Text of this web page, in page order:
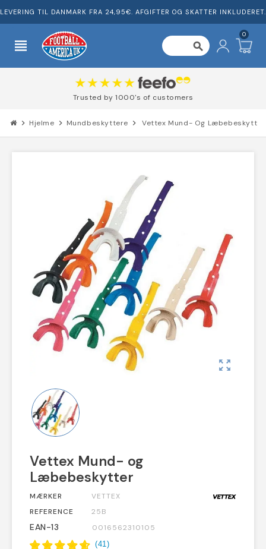
LEVERING TIL DANMARK FRA 24,95€. AFGIFTER OG SKATTER INKLUDERET.
view_headline search
0
Trusted by 1000's of customers
chevron_right Hjelme chevron_right Mundbeskyttere chevron_right Vettex Mund- Og Læbebeskytter
zoom_out_map
Vettex Mund- og
Læbebeskytter
MÆRKER
VETTEX
REFERENCE
25B
EAN-13 0016562310105
(41)